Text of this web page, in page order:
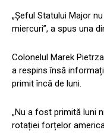
„Șeful Statului Major
miercuri”, a spus una
Colonelul Marek
a respins însă
primit încă de luni.
„Nu a fost primită luni
rotației forțelor